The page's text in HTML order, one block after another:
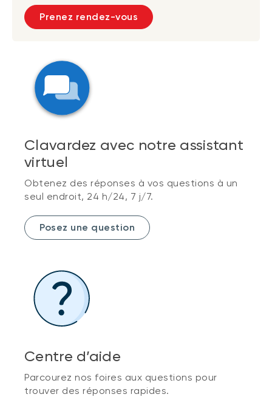
Prenez rendez-vous
Clavardez avec notre assistant
virtuel
Obtenez des réponses à vos questions à un
seul endroit, 24 h/24, 7 j/7.
Posez une question
Centre d’aide
Parcourez nos foires aux questions pour
trouver des réponses rapides.